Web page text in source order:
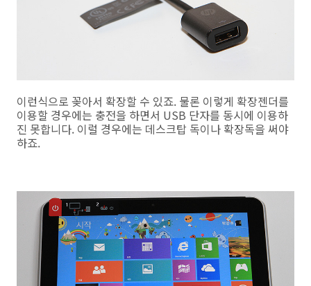
이런식으로 꽂아서 확장할 수 있죠. 물론 이렇게 확장젠더를
이용할 경우에는 충전을 하면서 USB 단자를 동시에 이용하
진 못합니다. 이럴 경우에는 데스크탑 독이나 확장독을 써야
하죠.